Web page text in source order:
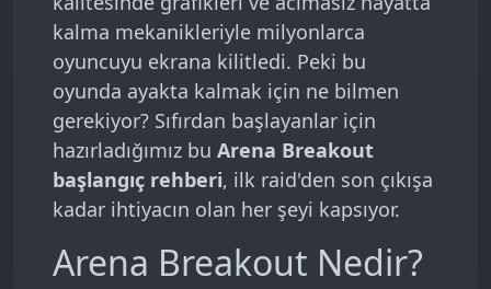
kalma mekanikleriyle milyonlarca
oyuncuyu ekrana kilitledi. Peki bu
oyunda ayakta kalmak için ne bilmen
gerekiyor? Sıfırdan başlayanlar için
hazırladığımız bu Arena Breakout
başlangıç rehberi, ilk raid'den son çıkışa
kadar ihtiyacın olan her şeyi kapsıyor.
Arena Breakout Nedir?